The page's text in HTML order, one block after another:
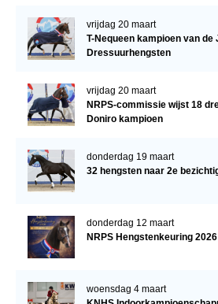
vrijdag 20 maart
T-Nequeen kampioen van de
Dressuurhengsten
vrijdag 20 maart
NRPS-commissie wijst 18
Doniro kampioen
donderdag 19 maart
32 hengsten naar 2e
donderdag 12 maart
NRPS Hengstenkeuring 2026
woensdag 4 maart